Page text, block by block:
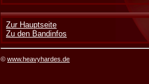
Zur Hauptseite
Zu den Bandinfos
©www.heavyhardes.de